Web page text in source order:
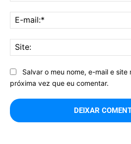
Salvar o meu nome, e-mail e
próxima vez que eu comentar.